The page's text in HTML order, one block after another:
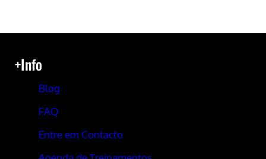
+Info
Blog
FAQ
Entre em Contacto